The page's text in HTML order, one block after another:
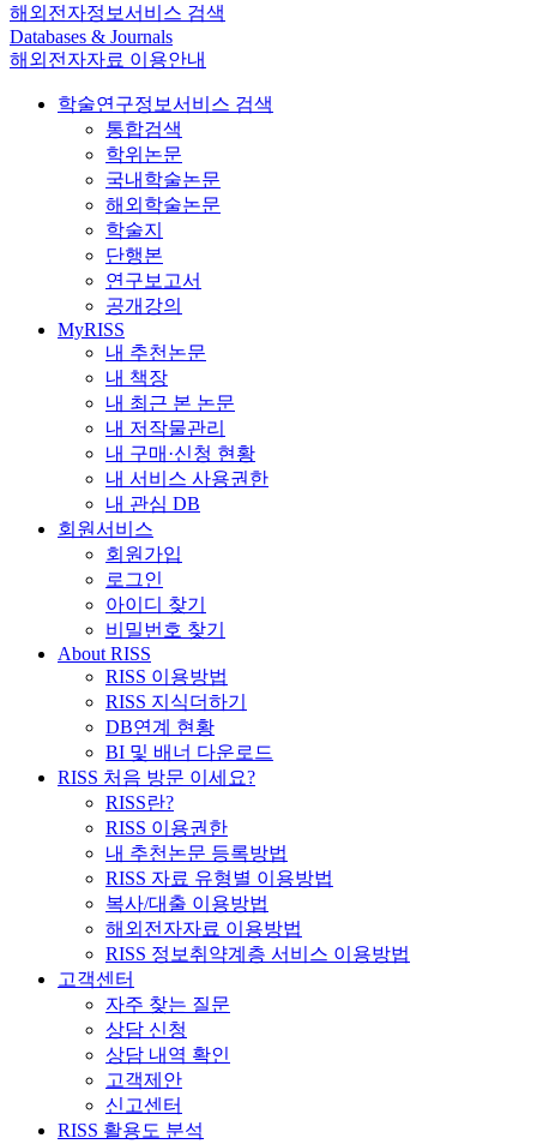
해외전자정보서비스 검색
Databases & Journals
해외전자자료 이용안내
학술연구정보서비스 검색
통합검색
학위논문
국내학술논문
해외학술논문
학술지
단행본
연구보고서
공개강의
MyRISS
내 추천논문
내 책장
내 최근 본 논문
내 저작물관리
내 구매·신청 현황
내 서비스 사용권한
내 관심 DB
회원서비스
회원가입
로그인
아이디 찾기
비밀번호 찾기
About RISS
RISS 이용방법
RISS 지식더하기
DB연계 현황
BI 및 배너 다운로드
RISS 처음 방문 이세요?
RISS란?
RISS 이용권한
내 추천논문 등록방법
RISS 자료 유형별 이용방법
복사/대출 이용방법
해외전자자료 이용방법
RISS 정보취약계층 서비스 이용방법
고객센터
자주 찾는 질문
상담 신청
상담 내역 확인
고객제안
신고센터
RISS 활용도 분석